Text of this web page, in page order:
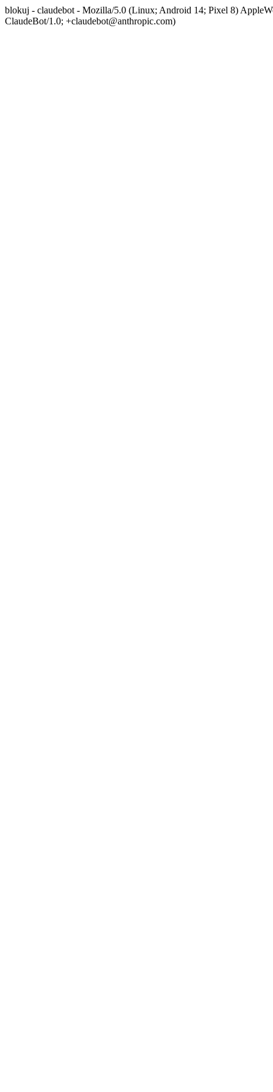
blokuj - claudebot - Mozilla/5.0 (Linux; Android 14; Pixel 8)
ClaudeBot/1.0; +claudebot@anthropic.com)